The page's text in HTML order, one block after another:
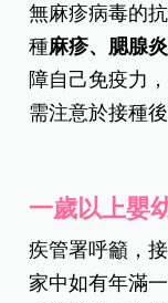
無麻疹病毒的
種麻疹、腮腺
障自己免疫力
需注意於接種
一歲以上嬰
疾管署呼籲，
家中如有年滿